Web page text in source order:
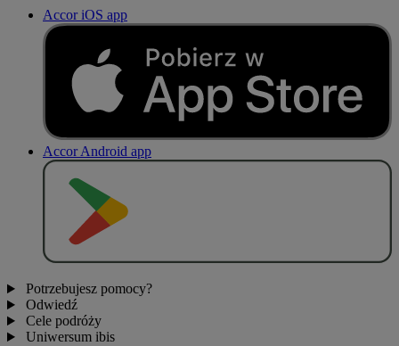
Accor iOS app
Accor Android app
Potrzebujesz pomocy?
Odwiedź
Cele podróży
Uniwersum ibis